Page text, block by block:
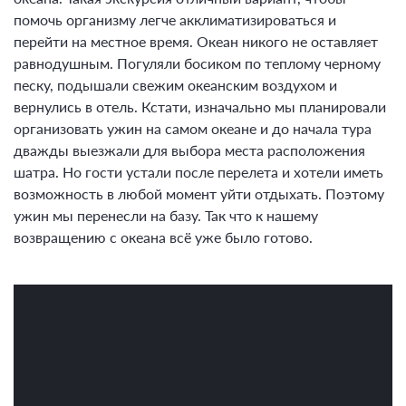
помочь организму легче акклиматизироваться и
перейти на местное время. Океан никого не оставляет
равнодушным. Погуляли босиком по теплому черному
песку, подышали свежим океанским воздухом и
вернулись в отель. Кстати, изначально мы планировали
организовать ужин на самом океане и до начала тура
дважды выезжали для выбора места расположения
шатра. Но гости устали после перелета и хотели иметь
возможность в любой момент уйти отдыхать. Поэтому
ужин мы перенесли на базу. Так что к нашему
возвращению с океана всё уже было готово.